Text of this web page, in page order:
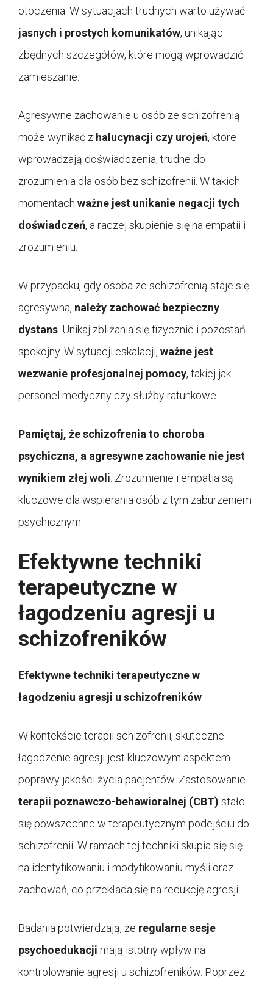
otoczenia. W sytuacjach trudnych warto używać
jasnych i prostych komunikatów, unikając
zbędnych szczegółów, które mogą wprowadzić
zamieszanie.
Agresywne zachowanie u osób ze schizofrenią
może wynikać z halucynacji czy urojeń, które
wprowadzają doświadczenia, trudne do
zrozumienia dla osób bez schizofrenii. W takich
momentach ważne jest unikanie negacji tych
doświadczeń, a raczej skupienie się na empatii i
zrozumieniu.
W przypadku, gdy osoba ze schizofrenią staje się
agresywna, należy zachować bezpieczny
dystans . Unikaj zbliżania się fizycznie i pozostań
spokojny. W sytuacji eskalacji, ważne jest
wezwanie profesjonalnej pomocy, takiej jak
personel medyczny czy służby ratunkowe.
Pamiętaj, że schizofrenia to choroba
psychiczna, a agresywne zachowanie nie jest
wynikiem złej woli . Zrozumienie i empatia są
kluczowe dla wspierania osób z tym zaburzeniem
psychicznym.
Efektywne techniki
terapeutyczne w
łagodzeniu agresji u
schizofreników
Efektywne techniki terapeutyczne w
łagodzeniu agresji u schizofreników
W kontekście terapii schizofrenii, skuteczne
łagodzenie agresji jest kluczowym aspektem
poprawy jakości życia pacjentów. Zastosowanie
terapii poznawczo-behawioralnej (CBT) stało
się powszechne w terapeutycznym podejściu do
schizofrenii. W ramach tej techniki skupia się się
na identyfikowaniu i modyfikowaniu myśli oraz
zachowań, co przekłada się na redukcję agresji.
Badania potwierdzają, że regularne sesje
psychoedukacji mają istotny wpływ na
kontrolowanie agresji u schizofreników. Poprzez